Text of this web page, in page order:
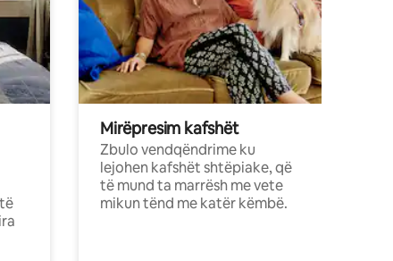
Mirëpresim kafshët
Zbulo vendqëndrime ku
lejohen kafshët shtëpiake, që
të mund ta marrësh me vete
mikun tënd me katër këmbë.